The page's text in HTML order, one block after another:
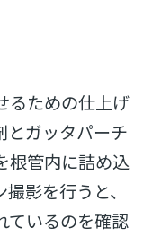
るための仕上げ
とガッタパーチ
根管内に詰め込
影を行うと、
ているのを確認